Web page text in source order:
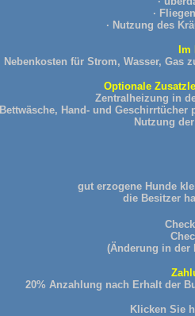
·
· Nutzung des
Nebenkosten für Strom, Wasser, Gas
Optionale
Zentralheizung in
Bettwäsche, Hand- und
Nutzung
gut erzogene Hunde
die Besitzer
(Änderung in der
20% Anzahlung nach Erhalt der
Klicken Sie